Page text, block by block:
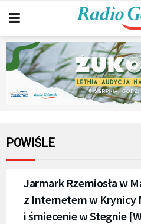
POWIŚLE
Jarmark Rzemiosła w
z Internetem w Krynicy
i śmiecenie w Stegnie